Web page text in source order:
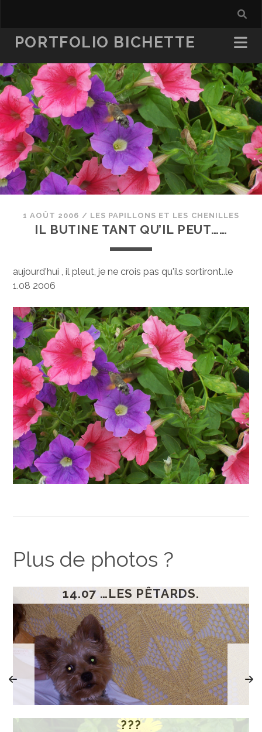
PORTFOLIO BICHETTE
1 AOÛT 2006 / LES PAPILLONS ET LES CHENILLES
IL BUTINE TANT QU’IL PEUT……
aujourd'hui , il pleut, je ne crois pas qu'ils sortiront..le
1.08 2006
Plus de photos ?
14.07 …LES PÊTARDS.
???